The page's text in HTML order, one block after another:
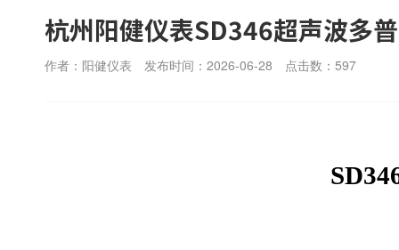
杭州阳健仪表SD346超声波多
作者：阳健仪表 发布时间：2026-06-28 点击数： 597